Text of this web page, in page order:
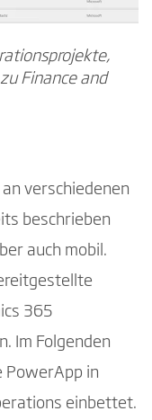
Finance and
verschiedenen
beschrieben
auch mobil.
365
Im Folgenden
PowerApp in
einbettet.